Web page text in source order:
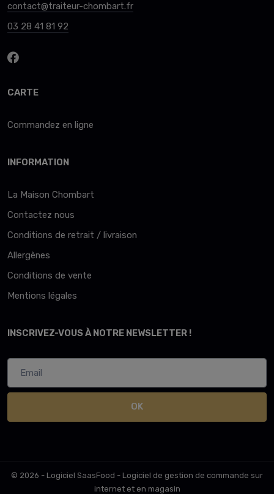
contact@traiteur-chombart.fr
03 28 41 81 92
CARTE
Commandez en ligne
INFORMATION
La Maison Chombart
Contactez nous
Conditions de retrait / livraison
Allergènes
Conditions de vente
Mentions légales
INSCRIVEZ-VOUS À NOTRE NEWSLETTER !
OK
© 2026 - Logiciel SaasFood - Logiciel de gestion de commande sur
internet et en magasin